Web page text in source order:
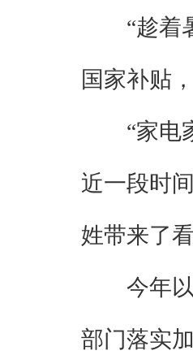
“趁着
国家补贴
“家电
近一段时
姓带来了
今年
部门落实